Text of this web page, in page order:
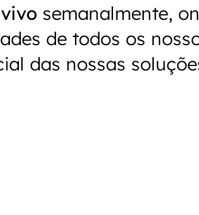
semanalmente,
de todos os
das nossas